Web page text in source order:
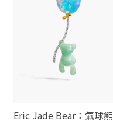
Eric Jade Bear：氣球熊